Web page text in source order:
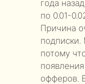
года
по 0.01-
Причина
подписки.
потому
офферов.